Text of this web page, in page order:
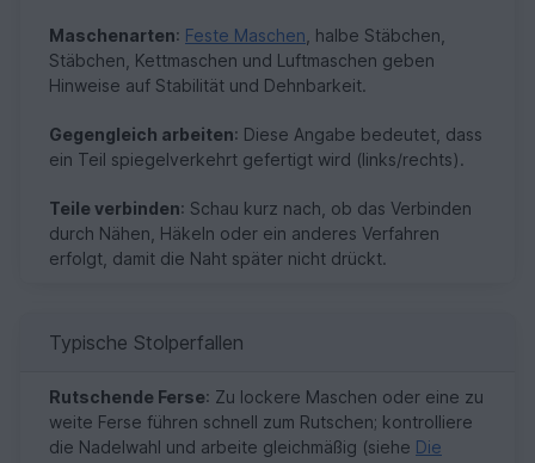
Maschenarten: Feste Maschen , halbe Stäbchen,
Stäbchen, Kettmaschen und Luftmaschen geben
Hinweise auf Stabilität und Dehnbarkeit.
Gegengleich arbeiten: Diese Angabe bedeutet, dass
ein Teil spiegelverkehrt gefertigt wird (links/rechts).
Teile verbinden: Schau kurz nach, ob das Verbinden
durch Nähen, Häkeln oder ein anderes Verfahren
erfolgt, damit die Naht später nicht drückt.
Typische Stolperfallen
Rutschende Ferse: Zu lockere Maschen oder eine zu
weite Ferse führen schnell zum Rutschen; kontrolliere
die Nadelwahl und arbeite gleichmäßig (siehe Die